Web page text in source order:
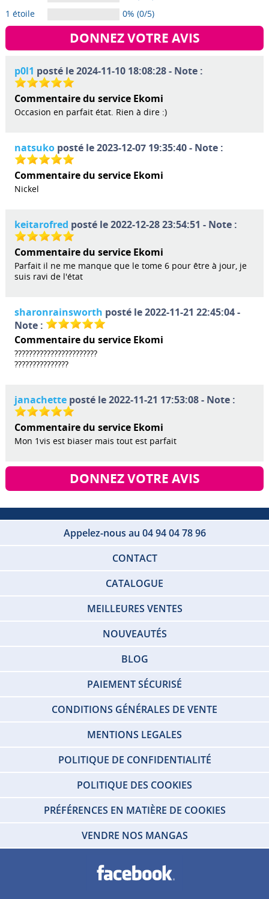
1 étoile
0% (0/5)
DONNEZ VOTRE AVIS
p0l1 posté le 2024-11-10 18:08:28 - Note :
Commentaire du service Ekomi
Occasion en parfait état. Rien à dire :)
natsukoposté le 2023-12-07 19:35:40 - Note :
Commentaire du service Ekomi
Nickel
keitarofred posté le 2022-12-28 23:54:51 - Note :
Commentaire du service Ekomi
Parfait il ne me manque que le tome 6 pour être à jour, je
suis ravi de l'état
sharonrainsworth posté le 2022-11-21 22:45:04 -
Note :
Commentaire du service Ekomi
???????????????????????
???????????????
janachetteposté le 2022-11-21 17:53:08 - Note :
Commentaire du service Ekomi
Mon 1vis est biaser mais tout est parfait
DONNEZ VOTRE AVIS
Appelez-nous au 04 94 04 78 96
CONTACT
CATALOGUE
MEILLEURES VENTES
NOUVEAUTÉS
BLOG
PAIEMENT SÉCURISÉ
CONDITIONS GÉNÉRALES DE VENTE
MENTIONS LEGALES
POLITIQUE DE CONFIDENTIALITÉ
POLITIQUE DES COOKIES
PRÉFÉRENCES EN MATIÈRE DE COOKIES
VENDRE NOS MANGAS